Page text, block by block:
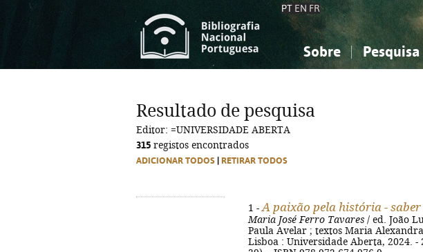
PT EN FR
Sobre Pesquisa
Ciências sociais...
Ciências sociais...
Resultado de pesquisa
Editor: =UNIVERSIDADE ABERTA
315 registos encontrados
ADICIONAR TODOS RETIRAR TODOS
1 - A paixão pela história - saber
Maria José Ferro Tavares / ed. João
Paula Avelar ; textos Maria
Lisboa : Universidade Aberta, 2024.